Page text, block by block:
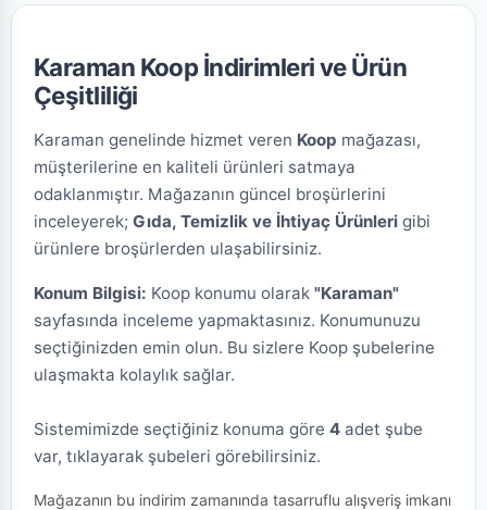
Karaman Koop İndirimleri ve Ürün
Çeşitliliği
Karaman genelinde hizmet veren Koop mağazası,
müşterilerine en kaliteli ürünleri satmaya
odaklanmıştır. Mağazanın güncel broşürlerini
inceleyerek; Gıda, Temizlik ve İhtiyaç Ürünleri gibi
ürünlere broşürlerden ulaşabilirsiniz.
Konum Bilgisi: Koop konumu olarak "Karaman"
sayfasında inceleme yapmaktasınız. Konumunuzu
seçtiğinizden emin olun. Bu sizlere Koop şubelerine
ulaşmakta kolaylık sağlar.
Sistemimizde seçtiğiniz konuma göre 4 adet şube
var, tıklayarak şubeleri görebilirsiniz.
Mağazanın bu indirim zamanında tasarruflu alışveriş imkanı